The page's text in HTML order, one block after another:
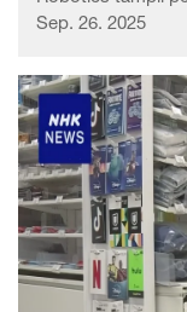
dalam industri
audiens
Sep. 26. 2025